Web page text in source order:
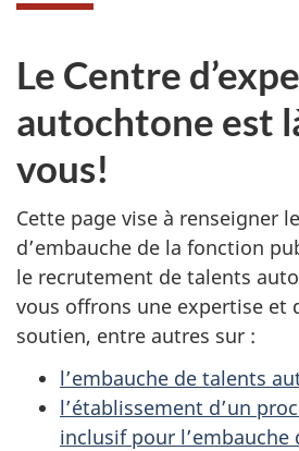
Le Centre
autochtone est
vous!
Cette page vise à renseigner
d’embauche de la fonction
le recrutement de talents
vous offrons une expertise et
soutien, entre autres sur :
l’embauche de talents
l’établissement d’un
inclusif pour l’embauche